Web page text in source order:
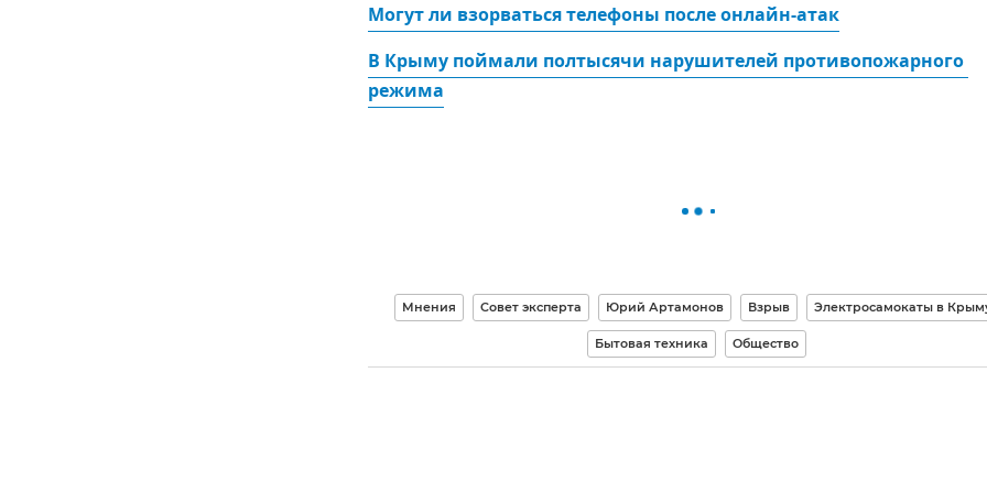
Могут ли взорваться телефоны после онлайн-атак
В Крыму поймали полтысячи нарушителей противопожарного
режима
Мнения Совет эксперта Юрий Артамонов Взрыв Электросамокаты в
Бытовая техника Общество